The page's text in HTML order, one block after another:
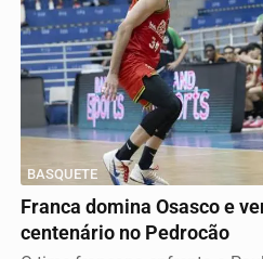
BASQUETE
Franca domina Osasco e
centenário no Pedrocão